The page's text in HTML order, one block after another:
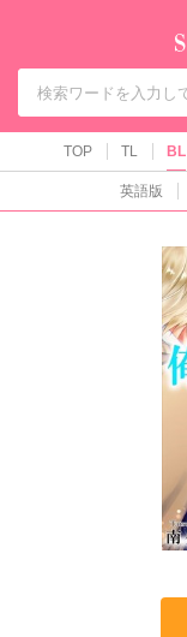
TOP TL BL
英語版